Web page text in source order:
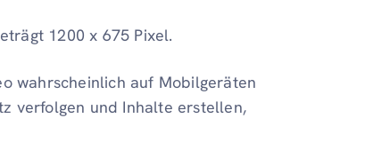
1200 x 675 Pixel.
wahrscheinlich auf Mobilgeräten
verfolgen und Inhalte erstellen,